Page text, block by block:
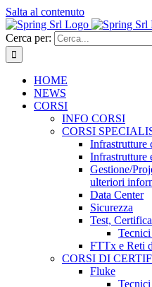
Salta al contenuto
Cerca per:
HOME
NEWS
CORSI
INFO CORSI
CORSI
Infrastrutture
Infrastrutture
Gestione/
ulteriori
Data Center
Sicurezza
Test,
FTTx e Reti
CORSI DI
Fluke